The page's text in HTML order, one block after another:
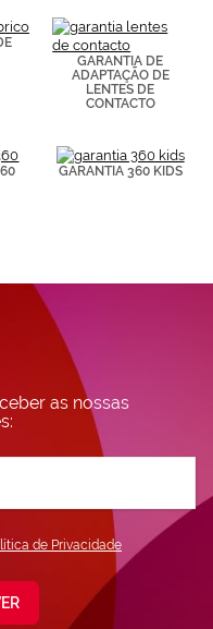
GARANTIA DE
ADAPTAÇÃO DE
LENTES DE
CONTACTO
GARANTIA 360 KIDS
as nossas
de Privacidade